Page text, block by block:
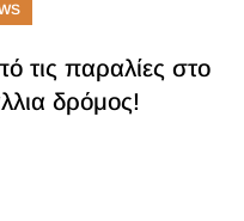
τις παραλίες στο
δρόμος!